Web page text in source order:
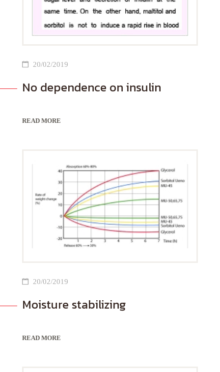
20/02/2019
No dependence on insulin
READ MORE
20/02/2019
Moisture stabilizing
READ MORE